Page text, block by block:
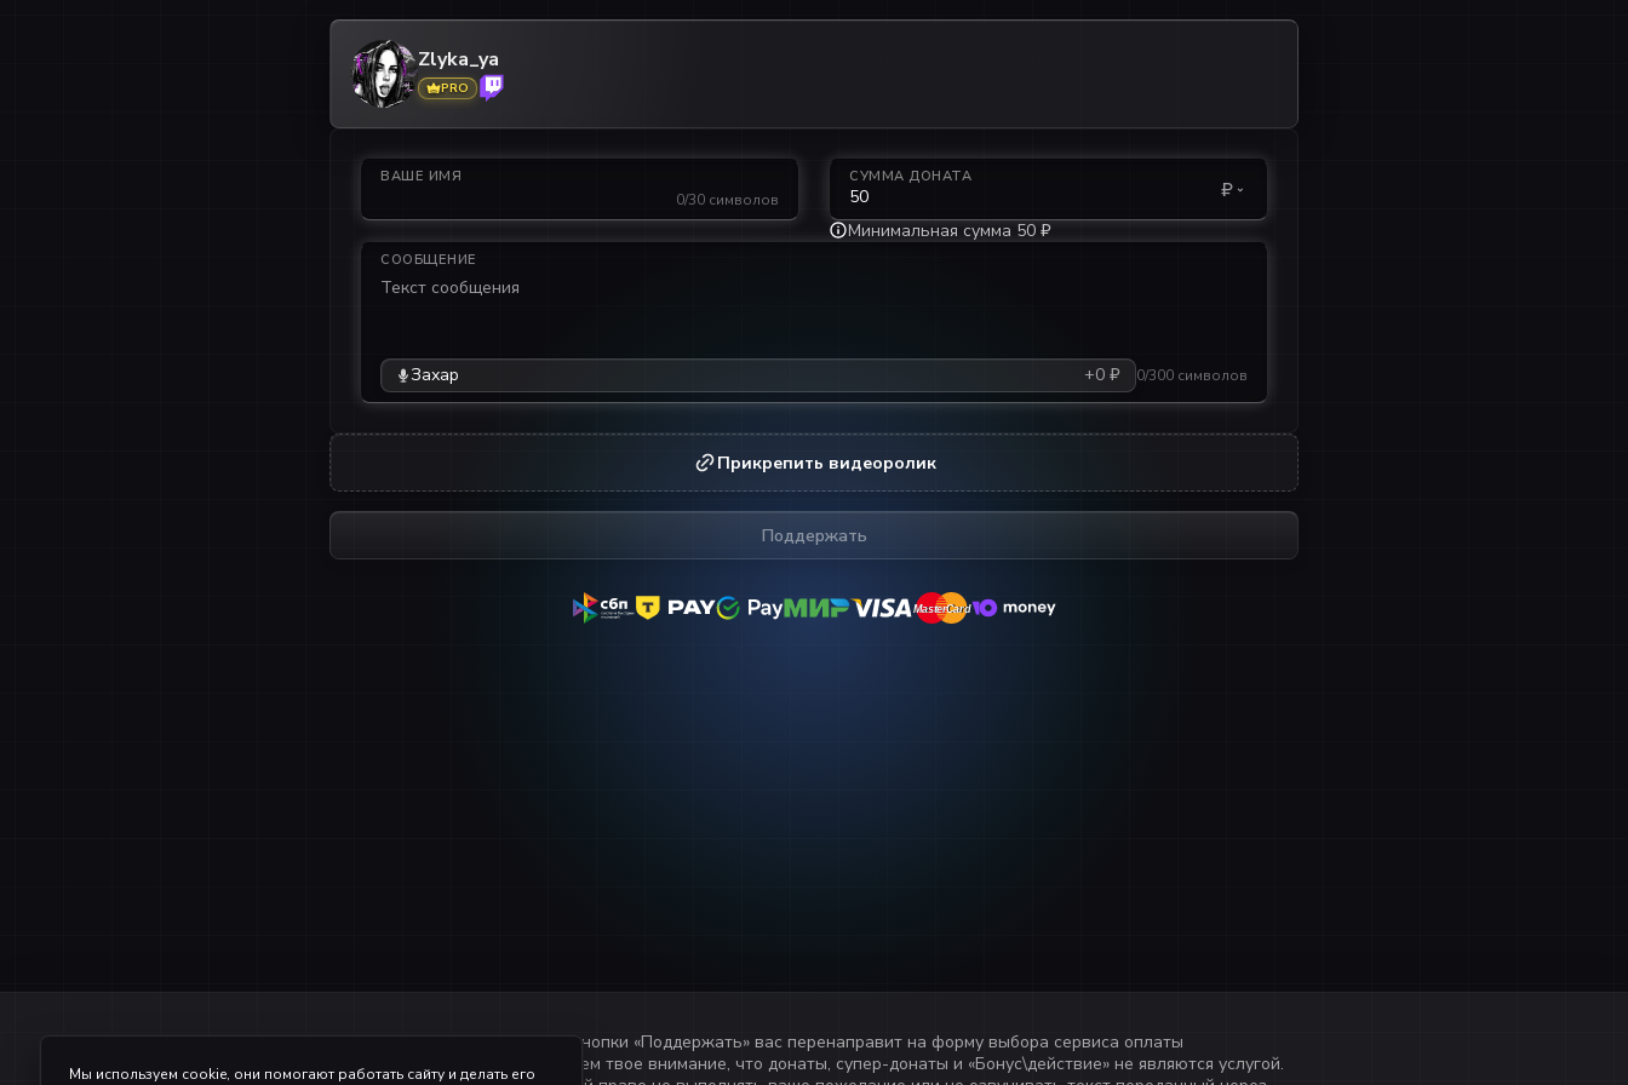
Zlyka_ya
PRO
ВАШЕ ИМЯ
0/30 символов
СУММА ДОНАТА ₽
Минимальная сумма 50 ₽
СООБЩЕНИЕ
Захар +0 ₽ 0/300 символов
Прикрепить видеоролик
Поддержать
MasterCard
MasterCard
После нажатия кнопки «Поддержать» вас перенаправит на форму выбора сервиса оплаты
Уважаемый донатер, обращаем твое внимание, что донаты, супер-донаты и «Бонус\действие» не являются услугой.
Мы используем cookie, они помогают работать сайту и делать его